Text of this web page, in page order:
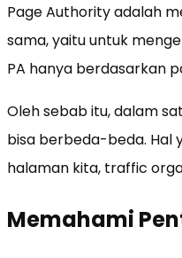
Page Authority adalah
sama, yaitu untuk
PA hanya berdasarkan
Oleh sebab itu, dalam
bisa berbeda-beda. Hal
halaman kita, traffic
Memahami